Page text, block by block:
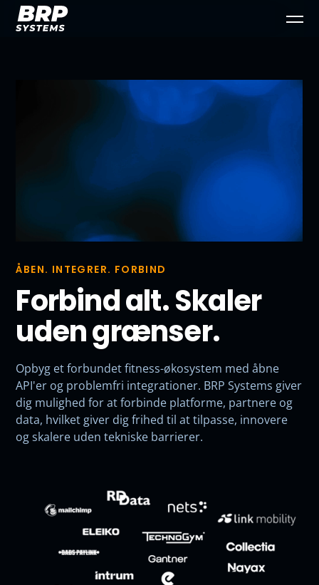
ÅBEN. INTEGRER. FORBIND
Forbind alt. Skaler
uden grænser.
Opbyg et forbundet fitness-økosystem med åbne
API'er og problemfri integrationer. BRP Systems giver
dig mulighed for at forbinde platforme, partnere og
data, hvilket giver dig frihed til at tilpasse, innovere
og skalere uden tekniske barrierer.